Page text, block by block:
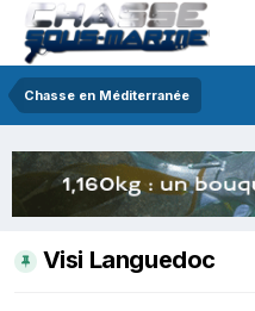
Chasse en Méditerranée
Visi Languedoc